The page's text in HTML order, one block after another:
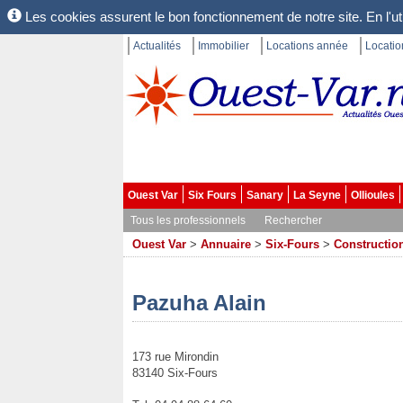
Les cookies assurent le bon fonctionnement de notre site. En
Actualités Immobilier Locations année
Ouest Var Six Fours Sanary La Seyne Ollioules
Tous les professionnels
Rechercher
Ouest Var > Annuaire > Six-Fours >
Pazuha Alain
173 rue Mirondin
83140 Six-Fours